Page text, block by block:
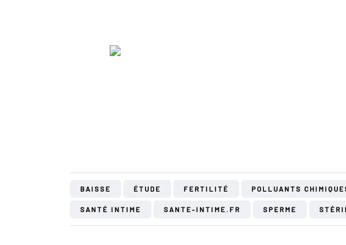
BAISSE ÉTUDE FERTILITÉ POLLUANTS
SANTÉ INTIME SANTE-INTIME.FR SPERME